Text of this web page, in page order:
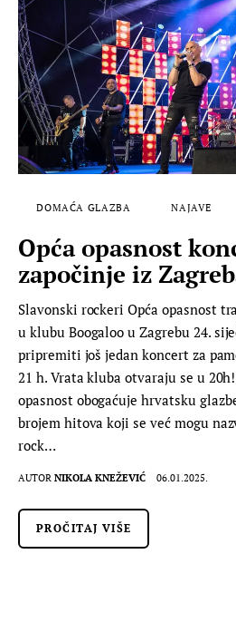
DOMAĆA GLAZBA NAJAVE
Opća opasnost
započinje iz
Slavonski rockeri Opća opasnost
u klubu Boogaloo u Zagrebu 24.
pripremiti još jedan koncert za
21 h. Vrata kluba otvaraju se u
opasnost obogaćuje hrvatsku
brojem hitova koji se već mogu
rock…
AUTOR NIKOLA KNEŽEVIĆ 06.01.2025.
PROČITAJ VIŠE